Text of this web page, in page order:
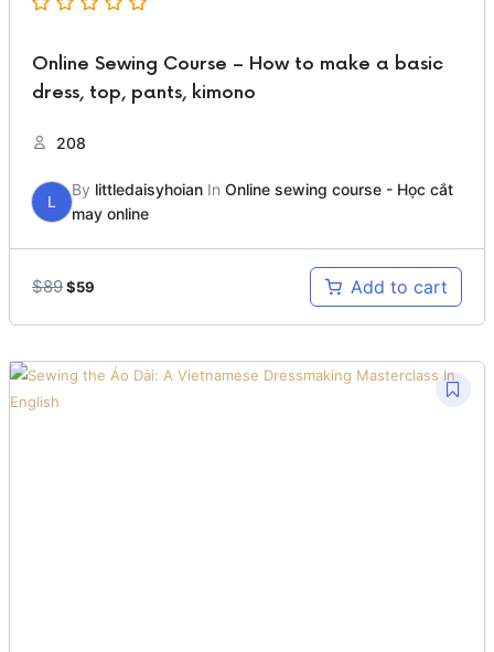
Online Sewing Course – How to make a basic
dress, top, pants, kimono
208
L
By littledaisyhoian InOnline sewing course - Học cắt
may online
$89Original
was:
$59
is:
Add to cart